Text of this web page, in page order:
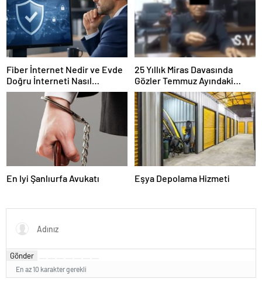
Fiber İnternet Nedir ve Evde
Doğru İnterneti Nasıl
Seçersiniz
25 Yıllık Miras Davasında
Gözler Temmuz Ayındaki
Karar Duruşmasına Çevrildi
En Iyi Şanlıurfa Avukatı Eşya Depolama Hizmeti
Gönder
En az 10 karakter gerekli